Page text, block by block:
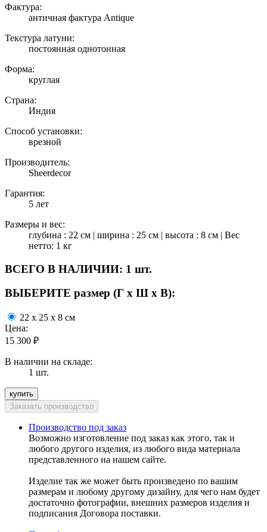
Фактура:
античная фактура Antique
Текстура латуни:
постоянная однотонная
Форма:
круглая
Страна:
Индия
Способ установки:
врезной
Производитель:
Sheerdecor
Гарантия:
5 лет
Размеры и вес:
глубина : 22 см | ширина : 25 см | высота : 8 см | Вес
нетто: 1 кг
ВСЕГО В НАЛИЧИИ: 1 шт.
ВЫБЕРИТЕ размер (Г х Ш х В):
22 x 25 x 8 см
Цена:
15 300 ₽
В наличии на складе:
1 шт.
Производство под заказ
Возможно изготовление под заказ как этого, так и
любого другого изделия, из любого вида материала
представленного на нашем сайте.
Изделие так же может быть произведено по вашим
размерам и любому другому дизайну, для чего нам будет
достаточно фотографии, внешних размеров изделия и
подписания Договора поставки.